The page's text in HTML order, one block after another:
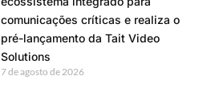
comunicações críticas e realiza o
pré-lançamento da Tait Video
Solutions
7 de agosto de 2026